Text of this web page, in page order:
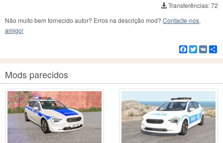
Transferências: 72
Não muito bem fornecido autor? Erros na descrição mod? Contacte-nos,
amigo!
Facebook
Twitter
VK
Mods parecidos